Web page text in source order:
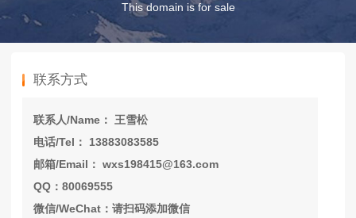
This domain is for sale
联系方式
联系人/Name： 王雪松
电话/Tel： 13883083585
邮箱/Email： wxs198415@163.com
QQ：80069555
微信/WeChat：请扫码添加微信